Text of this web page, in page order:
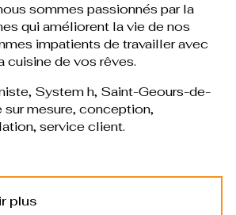
sommes passionnés par la
qui améliorent la vie de nos
impatients de travailler avec
cuisine de vos rêves.
System h, Saint-Geours-de-
sur mesure, conception,
service client.
plus